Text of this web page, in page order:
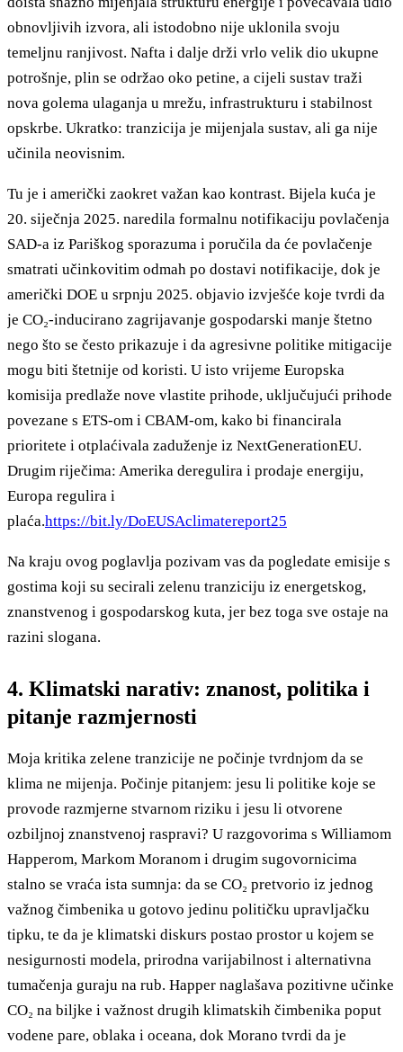
obnovljivih izvora, ali istodobno nije uklonila svoju
temeljnu ranjivost. Nafta i dalje drži vrlo velik dio ukupne
potrošnje, plin se održao oko petine, a cijeli sustav traži
nova golema ulaganja u mrežu, infrastrukturu i stabilnost
opskrbe. Ukratko: tranzicija je mijenjala sustav, ali ga nije
učinila neovisnim.
Tu je i američki zaokret važan kao kontrast. Bijela kuća je
20. siječnja 2025. naredila formalnu notifikaciju povlačenja
SAD-a iz Pariškog sporazuma i poručila da će povlačenje
smatrati učinkovitim odmah po dostavi notifikacije, dok je
američki DOE u srpnju 2025. objavio izvješće koje tvrdi da
je CO₂-inducirano zagrijavanje gospodarski manje štetno
nego što se često prikazuje i da agresivne politike mitigacije
mogu biti štetnije od koristi. U isto vrijeme Europska
komisija predlaže nove vlastite prihode, uključujući prihode
povezane s ETS-om i CBAM-om, kako bi financirala
prioritete i otplaćivala zaduženje iz NextGenerationEU.
Drugim riječima: Amerika deregulira i prodaje energiju,
Europa regulira i
plaća.https://bit.ly/DoEUSAclimatereport25
Na kraju ovog poglavlja pozivam vas da pogledate emisije s
gostima koji su secirali zelenu tranziciju iz energetskog,
znanstvenog i gospodarskog kuta, jer bez toga sve ostaje na
razini slogana.
4. Klimatski narativ: znanost, politika i
pitanje razmjernosti
Moja kritika zelene tranzicije ne počinje tvrdnjom da se
klima ne mijenja. Počinje pitanjem: jesu li politike koje se
provode razmjerne stvarnom riziku i jesu li otvorene
ozbiljnoj znanstvenoj raspravi? U razgovorima s Williamom
Happerom, Markom Moranom i drugim sugovornicima
stalno se vraća ista sumnja: da se CO₂ pretvorio iz jednog
važnog čimbenika u gotovo jedinu političku upravljačku
tipku, te da je klimatski diskurs postao prostor u kojem se
nesigurnosti modela, prirodna varijabilnost i alternativna
tumačenja guraju na rub. Happer naglašava pozitivne učinke
CO₂ na biljke i važnost drugih klimatskih čimbenika poput
vodene pare, oblaka i oceana, dok Morano tvrdi da je